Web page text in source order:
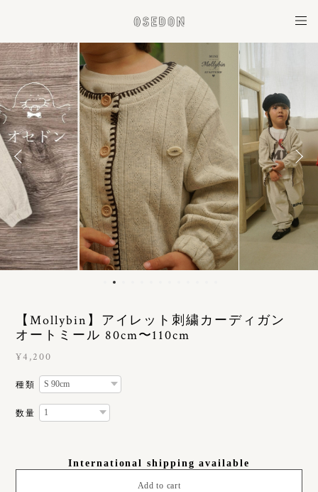
【Mollybin】アイレット刺繍カーディガン
オートミール 80cm〜110cm
¥4,200
種類
数量
International shipping available
Add to cart